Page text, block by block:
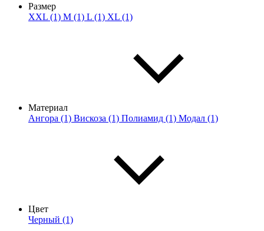
Размер
XXL (1) M (1) L (1) XL (1)
Материал
Ангора (1) Вискоза (1) Полиамид (1) Модал (1)
Цвет
Черный (1)